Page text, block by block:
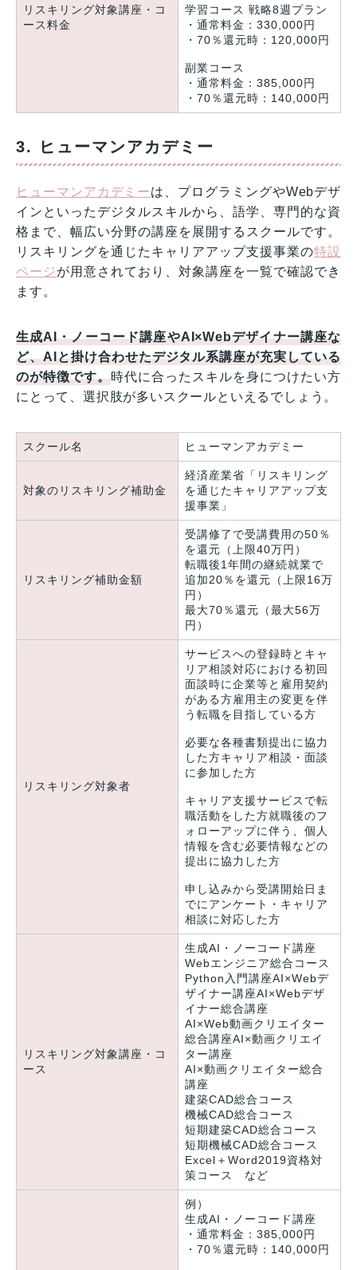
リスキリング対象講座・コ
ース料金
学習コース 戦略8週プラン
・通常料金：330,000円
・70％還元時：120,000円
副業コース
・通常料金：385,000円
・70％還元時：140,000円
3. ヒューマンアカデミー
ヒューマンアカデミーは、プログラミングやWebデザ
インといったデジタルスキルから、語学、専門的な資
格まで、幅広い分野の講座を展開するスクールです。
リスキリングを通じたキャリアアップ支援事業の特設
ページが用意されており、対象講座を一覧で確認でき
ます。
生成AI・ノーコード講座やAI×Webデザイナー講座な
ど、AIと掛け合わせたデジタル系講座が充実している
のが特徴です。時代に合ったスキルを身につけたい方
にとって、選択肢が多いスクールといえるでしょう。
スクール名 ヒューマンアカデミー
対象のリスキリング補助金
経済産業省「リスキリング
を通じたキャリアアップ支
援事業」
リスキリング補助金額
受講修了で受講費用の50％
を還元（上限40万円）
転職後1年間の継続就業で
追加20％を還元（上限16万
円）
最大70％還元（最大56万
円）
リスキリング対象者
サービスへの登録時とキャ
リア相談対応における初回
面談時に企業等と雇用契約
がある方雇用主の変更を伴
う転職を目指している方
必要な各種書類提出に協力
した方キャリア相談・面談
に参加した方
キャリア支援サービスで転
職活動をした方就職後のフ
ォローアップに伴う、個人
情報を含む必要情報などの
提出に協力した方
申し込みから受講開始日ま
でにアンケート・キャリア
相談に対応した方
リスキリング対象講座・コ
ース
生成AI・ノーコード講座
Webエンジニア総合コース
Python入門講座AI×Webデ
ザイナー講座AI×Webデザ
イナー総合講座
AI×Web動画クリエイター
総合講座AI×動画クリエイ
ター講座
AI×動画クリエイター総合
講座
建築CAD総合コース
機械CAD総合コース
短期建築CAD総合コース
短期機械CAD総合コース
Excel＋Word2019資格対
策コース など
例）
生成AI・ノーコード講座
・通常料金：385,000円
・70％還元時：140,000円